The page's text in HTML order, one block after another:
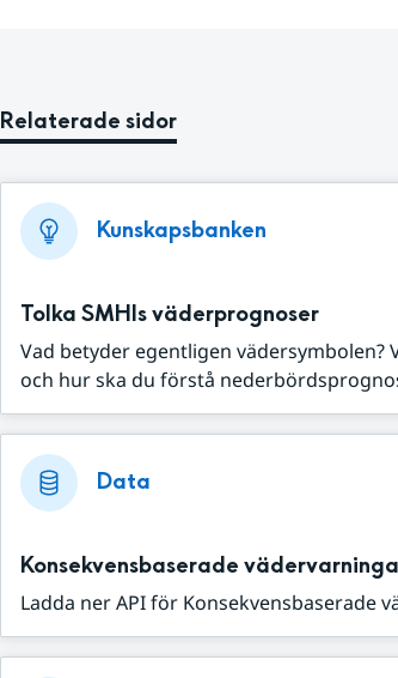
Relaterade sidor
Kunskapsbanken
Tolka SMHIs väderprognoser
Vad betyder egentligen vädersymbolen?
och hur ska du förstå
Data
Konsekvensbaserade
Ladda ner API för Konsekvensbaserade